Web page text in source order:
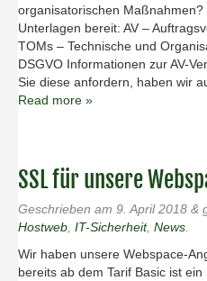
organisatorischen
Unterlagen bereit: AV –
TOMs – Technische und
DSGVO Informationen zur AV-
Sie diese anfordern, haben wir
Read more »
SSL für unsere
Geschrieben am 9. April 2018 &
Hostweb IT-Sicherheit, News
Wir haben unsere Webspace-
bereits ab dem Tarif Basic ist